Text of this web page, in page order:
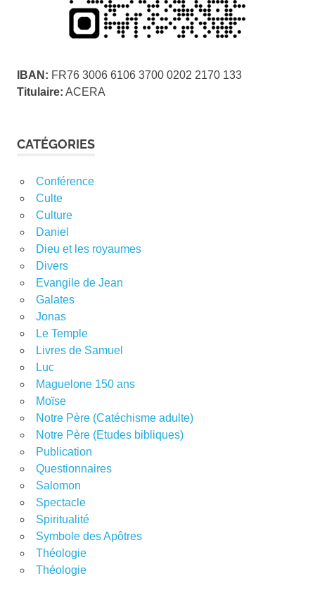
IBAN: FR76 3006 6106 3700 0202 2170 133
Titulaire: ACERA
CATÉGORIES
Conférence
Culte
Culture
Daniel
Dieu et les royaumes
Divers
Evangile de Jean
Galates
Jonas
Le Temple
Livres de Samuel
Luc
Maguelone 150 ans
Moïse
Notre Père (Catéchisme adulte)
Notre Père (Etudes bibliques)
Publication
Questionnaires
Salomon
Spectacle
Spiritualité
Symbole des Apôtres
Théologie
Théologie